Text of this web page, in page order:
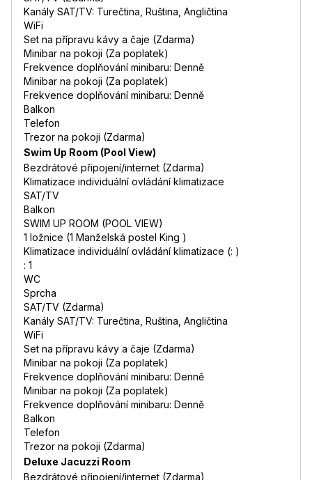
Kanály SAT/TV: Turečtina, Ruština, Angličtina
WiFi
Set na přípravu kávy a čaje (Zdarma)
Minibar na pokoji (Za poplatek)
Frekvence doplňování minibaru: Denně
Minibar na pokoji (Za poplatek)
Frekvence doplňování minibaru: Denně
Balkon
Telefon
Trezor na pokoji (Zdarma)
Swim Up Room (Pool View)
Bezdrátové připojení/internet (Zdarma)
Klimatizace individuální ovládání klimatizace
SAT/TV
Balkon
SWIM UP ROOM (POOL VIEW)
1 ložnice (1 Manželská postel King )
Klimatizace individuální ovládání klimatizace (: )
: 1
WC
Sprcha
SAT/TV (Zdarma)
Kanály SAT/TV: Turečtina, Ruština, Angličtina
WiFi
Set na přípravu kávy a čaje (Zdarma)
Minibar na pokoji (Za poplatek)
Frekvence doplňování minibaru: Denně
Minibar na pokoji (Za poplatek)
Frekvence doplňování minibaru: Denně
Balkon
Telefon
Trezor na pokoji (Zdarma)
Deluxe Jacuzzi Room
Bezdrátové připojení/internet (Zdarma)